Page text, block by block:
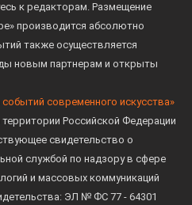
к редакторам. Размещение
производится абсолютно
также осуществляется
новым партнерам и открыты
современного искусства»
Российской Федерации
свидетельство о
службой по надзору в сфере
и массовых коммуникаций
ЭЛ № ФС 77 - 64301